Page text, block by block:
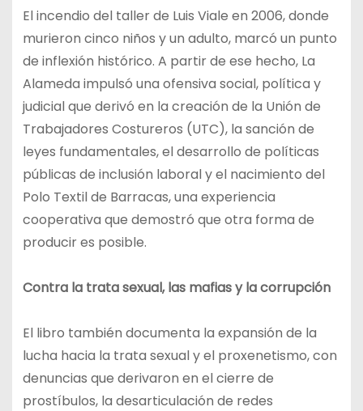
El incendio del taller de Luis Viale en 2006, donde
murieron cinco niños y un adulto, marcó un punto
de inflexión histórico. A partir de ese hecho, La
Alameda impulsó una ofensiva social, política y
judicial que derivó en la creación de la Unión de
Trabajadores Costureros (UTC), la sanción de
leyes fundamentales, el desarrollo de políticas
públicas de inclusión laboral y el nacimiento del
Polo Textil de Barracas, una experiencia
cooperativa que demostró que otra forma de
producir es posible.
Contra la trata sexual, las mafias y la corrupción
El libro también documenta la expansión de la
lucha hacia la trata sexual y el proxenetismo, con
denuncias que derivaron en el cierre de
prostíbulos, la desarticulación de redes